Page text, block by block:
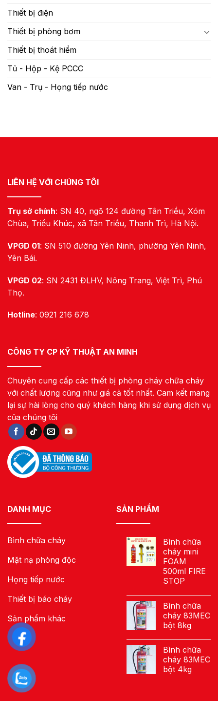
Thiết bị điện
Thiết bị phòng bơm
Thiết bị thoát hiểm
Tủ - Hộp - Kệ PCCC
Van - Trụ - Họng tiếp nước
LIÊN HỆ VỚI CHÚNG TÔI
Trụ sở chính: SN 40, ngõ 124 đường Tân Triều, Xóm
Chùa, Triều Khúc, xã Tân Triều, Thanh Trì, Hà Nội.
VPGD 01: SN 510 đường Yên Ninh, phường Yên Ninh,
Yên Bái.
VPGD 02: SN 2431 ĐLHV, Nông Trang, Việt Trì, Phú
Thọ.
Hotline: 0921 216 678
CÔNG TY CP KỸ THUẬT AN MINH
Chuyên cung cấp các thiết bị phòng cháy chữa cháy
với chất lượng cũng như giá cả tốt nhất. Cam kết mang
lại sự hài lòng cho quý khách hàng khi sử dụng dịch vụ
của chúng tôi
DANH MỤC
Bình chữa cháy
Mặt nạ phòng độc
Họng tiếp nước
Thiết bị báo cháy
Sản phẩm khác
SẢN PHẨM
Bình chữa
cháy mini
FOAM
500ml FIRE
STOP
Bình chữa
cháy 83MEC
bột 8kg
Bình chữa
cháy 83MEC
bột 4kg